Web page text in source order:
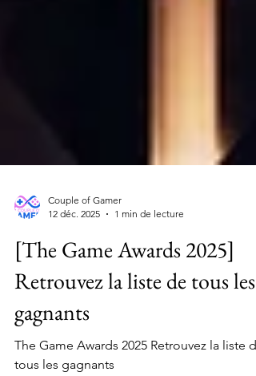
12 déc. 2025
1 min de lecture
[The Game Awards 2025]
Retrouvez la liste de tous les
gagnants